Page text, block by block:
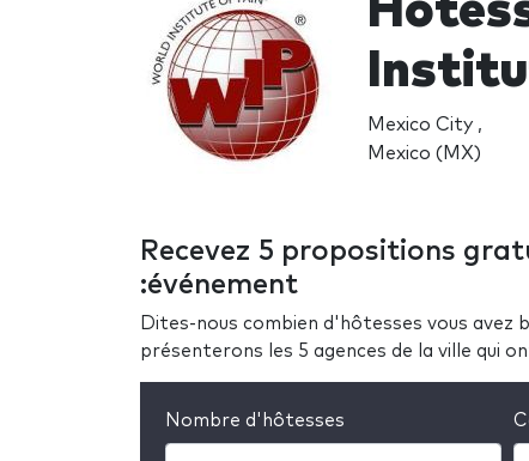
Mexico City ,
Mexico (MX)
Recevez 5 propositions
:événement
Dites-nous combien d'hôtesses vous avez
présenterons les 5 agences de la ville qui
Nombre d'hôtesses